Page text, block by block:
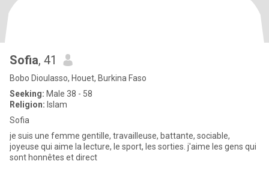
Sofia, 41
Bobo Dioulasso, Houet, Burkina Faso
Seeking: Male 38 - 58
Religion: Islam
Sofia
je suis une femme gentille, travailleuse, battante, sociable,
joyeuse qui aime la lecture, le sport, les sorties. j'aime les gens qui
sont honnêtes et direct